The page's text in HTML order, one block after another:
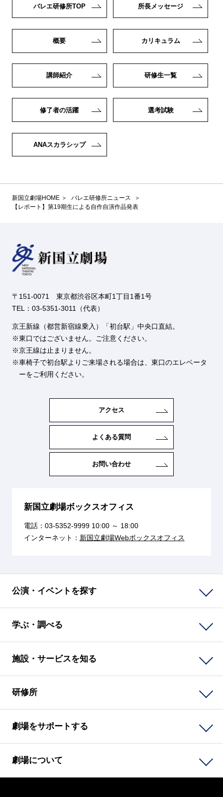
バレエ研修所TOP 所長メッセージ
概要 カリキュラム
講師紹介 研修生一覧
修了者の活躍 選考試験
ANAスカラシップ
新国立劇場HOME
バレエ研修所ニュース
【レポート】第19期生による自作自演作品発表
〒151-0071 東京都渋谷区本町1丁目1番1号
TEL：03-5351-3011（代表）
京王新線（都営新宿線乗入）「初台駅」中央口直結。
東口ではございません。ご注意ください。
京王線は止まりません。
車椅子で初台駅よりご来場される場合は、東口のエレベータ
ーをご利用ください。
アクセス
よくある質問
お問い合わせ
新国立劇場ボックスオフィス
電話： 03-5352-999910:00 ～ 18:00
インターネット： 新国立劇場Webボックスオフィス
公演・イベントを探す
学ぶ・調べる
施設・サービスを知る
研修所
劇場をサポートする
劇場について